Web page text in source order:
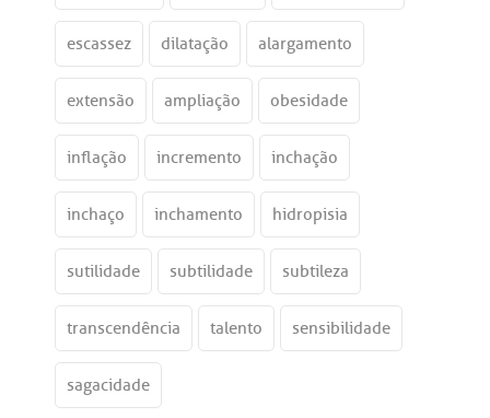
escassez dilatação alargamento
extensão ampliação obesidade
inflação incremento inchação
inchaço inchamento hidropisia
sutilidade subtilidade subtileza
transcendência talento sensibilidade
sagacidade